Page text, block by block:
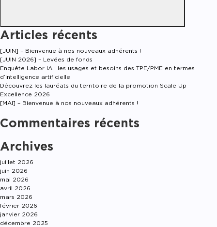
Articles récents
[JUIN] – Bienvenue à nos nouveaux adhérents !
[JUIN 2026] – Levées de fonds
Enquête Labor IA : les usages et besoins des TPE/PME en termes
d’intelligence artificielle
Découvrez les lauréats du territoire de la promotion Scale Up
Excellence 2026
[MAI] – Bienvenue à nos nouveaux adhérents !
Commentaires récents
Archives
juillet 2026
juin 2026
mai 2026
avril 2026
mars 2026
février 2026
janvier 2026
décembre 2025